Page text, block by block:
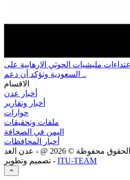
مليشيات الحوثي الارهابية على
السعودية وتؤكد أن دعم ..
الاقسام
أخبار عدن
أخبار وتقارير
حوارات
ملفات وتحقيقات
اليمن في الصحافة
أخبار المحافظات
محفوظة © 2026 @ - عدن الغد
تصميم وتطوير - ITU-TEAM